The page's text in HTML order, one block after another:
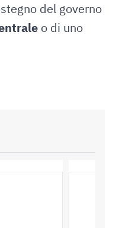
del governo
o di uno